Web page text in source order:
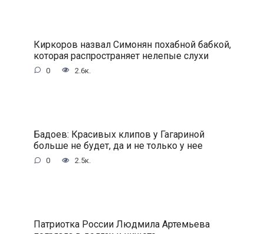
Киркоров назвал Симонян похабной бабкой,
которая распространяет нелепые слухи
0 2.6к.
Бадоев: Красивых клипов у Гагариной
больше не будет, да и не только у нее
0 2.5к.
Патриотка России Людмила Артемьева